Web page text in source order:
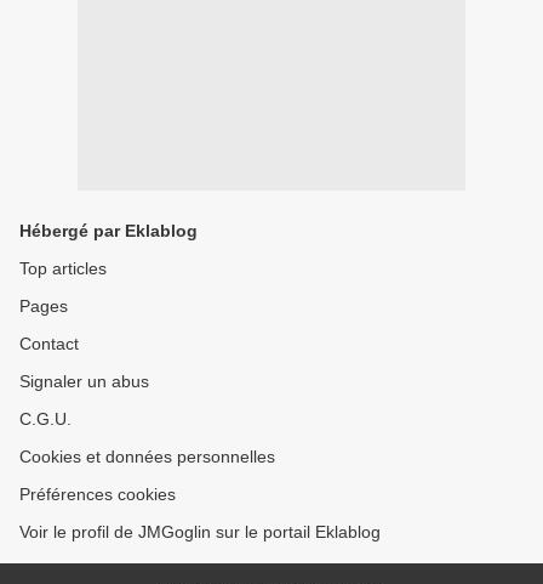
Hébergé par Eklablog
Top articles
Pages
Contact
Signaler un abus
C.G.U.
Cookies et données personnelles
Préférences cookies
Voir le profil de JMGoglin sur le portail Eklablog